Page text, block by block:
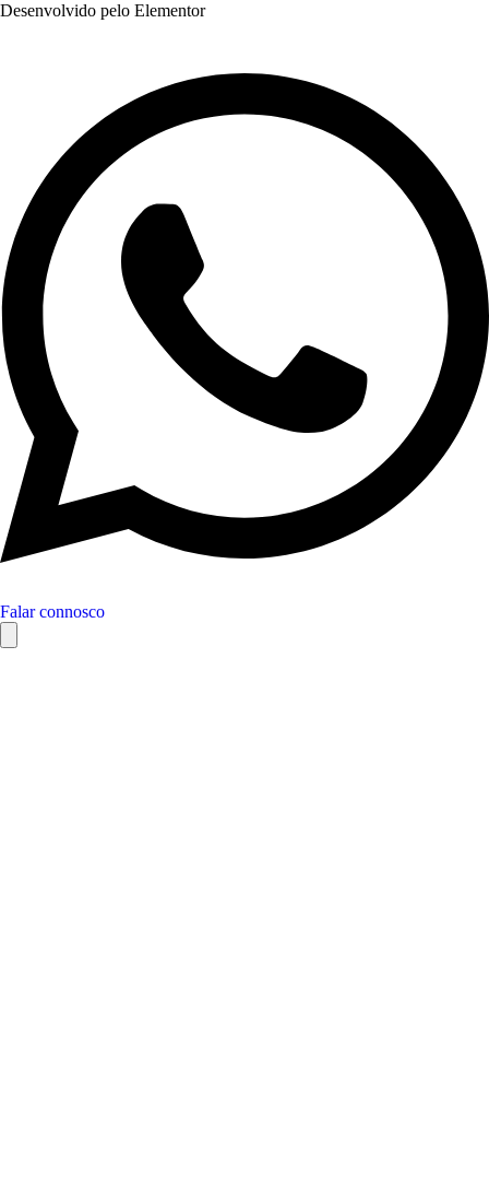
Desenvolvido pelo Elementor
Falar connosco